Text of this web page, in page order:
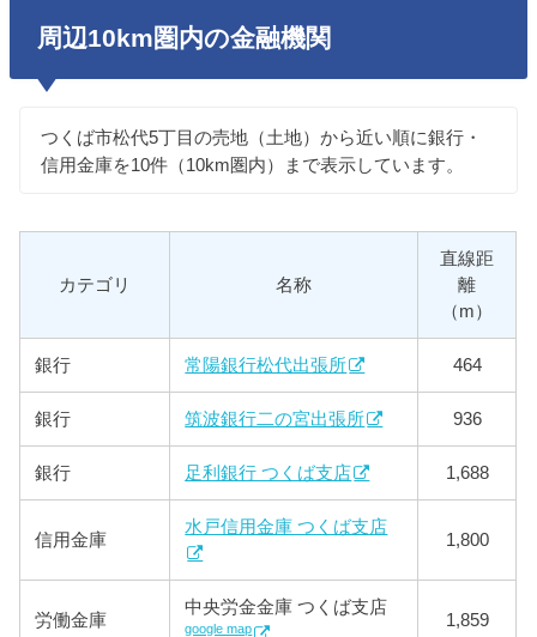
周辺10km圏内の金融機関
つくば市松代5丁目の売地（土地）から近い順に銀行・
信用金庫を10件（10km圏内）まで表示しています。
カテゴリ 名称
直線距
離
（m）
銀行 常陽銀行松代出張所 464
銀行 筑波銀行二の宮出張所 936
銀行 足利銀行 つくば支店 1,688
信用金庫
水戸信用金庫 つくば支店
1,800
労働金庫
中央労金金庫 つくば支店
google map 1,859